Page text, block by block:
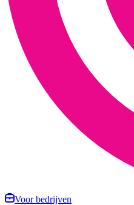
Voor bedrijven